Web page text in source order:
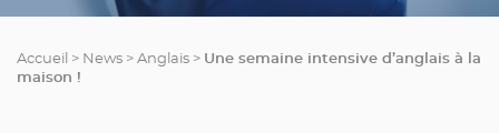
Accueil > News > Anglais > Une semaine intensive d’anglais à la
maison !